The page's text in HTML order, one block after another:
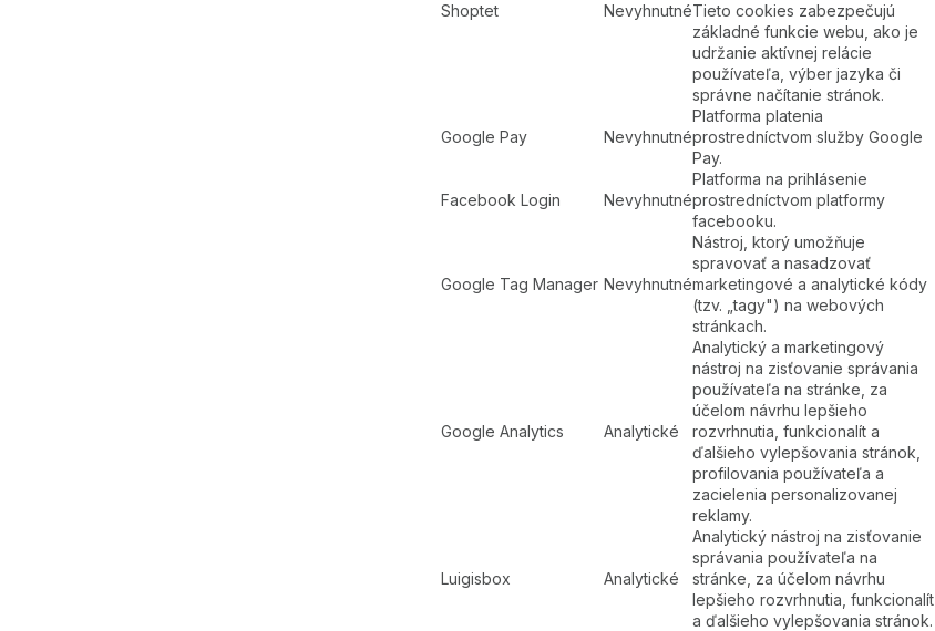
Shoptet NevyhnutnéTieto cookies zabezpečujú
základné funkcie webu, ako je
udržanie aktívnej relácie
používateľa, výber jazyka či
správne načítanie stránok.
Google Pay Nevyhnutné
Platforma platenia
prostredníctvom služby Google
Pay.
Facebook Login Nevyhnutné
Platforma na prihlásenie
prostredníctvom platformy
facebooku.
Google Tag Manager Nevyhnutné
Nástroj, ktorý umožňuje
spravovať a nasadzovať
marketingové a analytické kódy
(tzv. „tagy") na webových
stránkach.
Google Analytics Analytické
Analytický a marketingový
nástroj na zisťovanie správania
používateľa na stránke, za
účelom návrhu lepšieho
rozvrhnutia, funkcionalít a
ďalšieho vylepšovania stránok,
profilovania používateľa a
zacielenia personalizovanej
reklamy.
Luigisbox Analytické
Analytický nástroj na zisťovanie
správania používateľa na
stránke, za účelom návrhu
lepšieho rozvrhnutia, funkcionalít
a ďalšieho vylepšovania stránok.